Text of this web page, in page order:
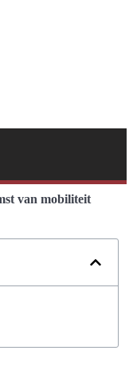
van mobiliteit